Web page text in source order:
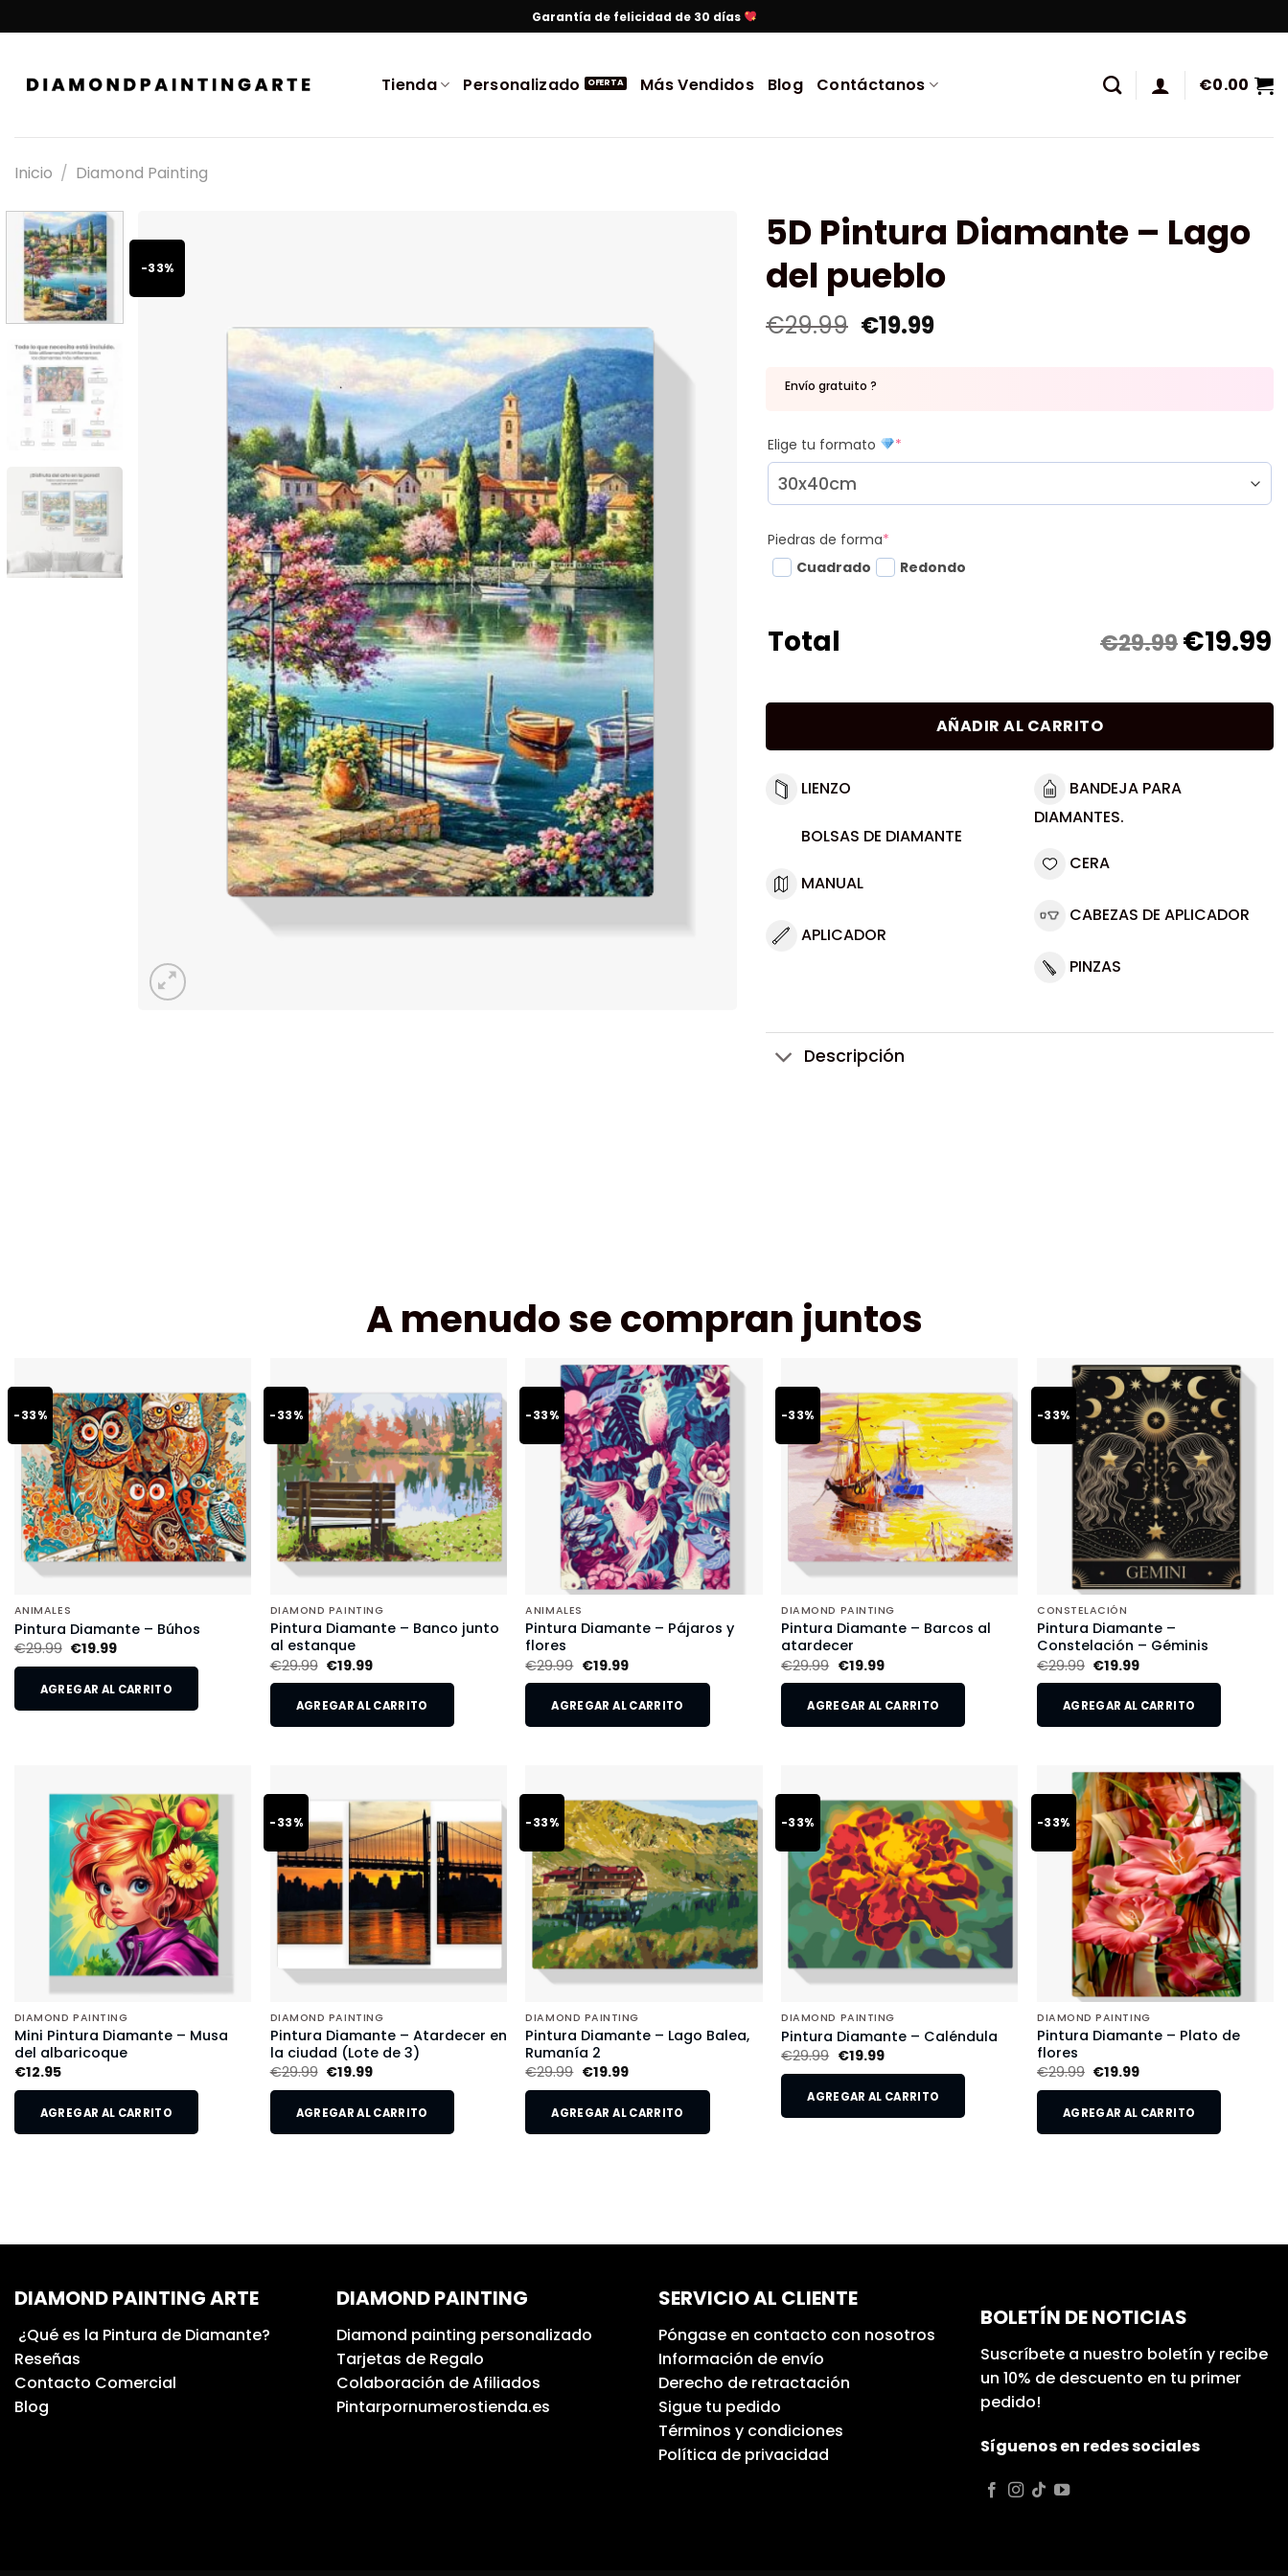
Garantía de felicidad de 30 días
Tienda Personalizado Más Vendidos Blog Contáctanos €0.00
Inicio / Diamond Painting
-33%
5D Pintura Diamante – Lago
del pueblo
€29.99 €19.99
Envío gratuito ?
Elige tu formato *
Piedras de forma*
Cuadrado
Redondo
Total €29.99€19.99
AÑADIR AL CARRITO
LIENZO
BOLSAS DE DIAMANTE
MANUAL
APLICADOR
BANDEJA PARA
DIAMANTES.
CERA
CABEZAS DE APLICADOR
PINZAS
Descripción
A menudo se compran juntos
-33%
ANIMALES
Pintura Diamante – Búhos
€29.99 €19.99
AGREGAR AL CARRITO
-33%
DIAMOND PAINTING
Pintura Diamante – Banco junto
al estanque
€29.99 €19.99
AGREGAR AL CARRITO
-33%
ANIMALES
Pintura Diamante – Pájaros y
flores
€29.99 €19.99
AGREGAR AL CARRITO
-33%
DIAMOND PAINTING
Pintura Diamante – Barcos al
atardecer
€29.99 €19.99
AGREGAR AL CARRITO
-33%
CONSTELACIÓN
Pintura Diamante –
Constelación – Géminis
€29.99 €19.99
AGREGAR AL CARRITO
DIAMOND PAINTING
Mini Pintura Diamante – Musa
del albaricoque
€12.95
AGREGAR AL CARRITO
-33%
DIAMOND PAINTING
Pintura Diamante – Atardecer en
la ciudad (Lote de 3)
€29.99 €19.99
AGREGAR AL CARRITO
-33%
DIAMOND PAINTING
Pintura Diamante – Lago Balea,
Rumanía 2
€29.99 €19.99
AGREGAR AL CARRITO
-33%
DIAMOND PAINTING
Pintura Diamante – Caléndula
€29.99 €19.99
AGREGAR AL CARRITO
-33%
DIAMOND PAINTING
Pintura Diamante – Plato de
flores
€29.99 €19.99
AGREGAR AL CARRITO
DIAMOND PAINTING ARTE
¿Qué es la Pintura de Diamante?
Reseñas
Contacto Comercial
Blog
DIAMOND PAINTING
Diamond painting personalizado
Tarjetas de Regalo
Colaboración de Afiliados
Pintarpornumerostienda.es
SERVICIO AL CLIENTE
Póngase en contacto con nosotros
Información de envío
Derecho de retractación
Sigue tu pedido
Términos y condiciones
Política de privacidad
BOLETÍN DE NOTICIAS
Suscríbete a nuestro boletín y recibe
un 10% de descuento en tu primer
pedido!
Síguenos en redes sociales